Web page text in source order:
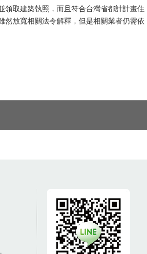
領取建築執照，而且符合台灣省都計計畫住
然放寬相關法令解釋，但是相關業者仍需依